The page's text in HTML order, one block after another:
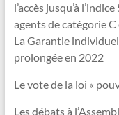
l’accès jusqu’à
agents de catégorie C
La Garantie
prolongée en 2022
Le vote de la loi «
Les débats à